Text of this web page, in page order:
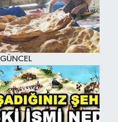
GÜNCEL